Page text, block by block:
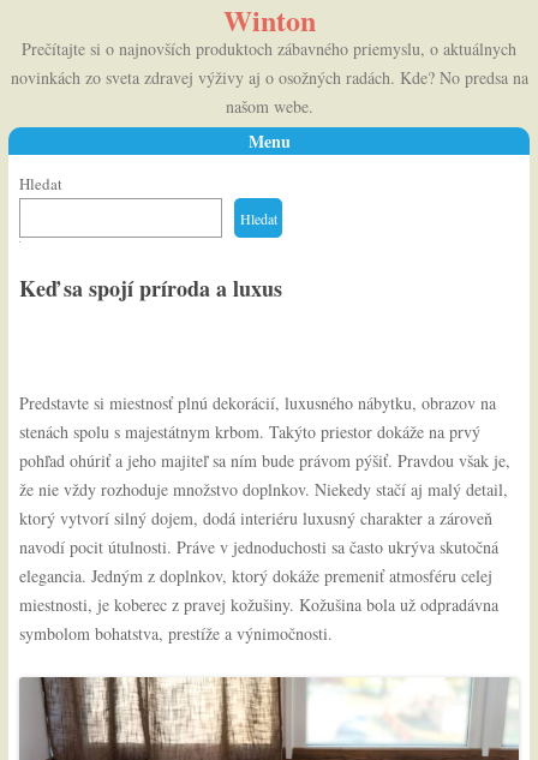
Winton
Prečítajte si o najnovších produktoch zábavného priemyslu, o aktuálnych
novinkách zo sveta zdravej výživy aj o osožných radách. Kde? No predsa na
našom webe.
Menu
Skip to content
Keď sa spojí príroda a luxus
Predstavte si miestnosť plnú dekorácií, luxusného nábytku, obrazov na
stenách spolu s majestátnym krbom. Takýto priestor dokáže na prvý
pohľad ohúriť a jeho majiteľ sa ním bude právom pýšiť. Pravdou však je,
že nie vždy rozhoduje množstvo doplnkov. Niekedy stačí aj malý detail,
ktorý vytvorí silný dojem, dodá interiéru luxusný charakter a zároveň
navodí pocit útulnosti. Práve v jednoduchosti sa často ukrýva skutočná
elegancia. Jedným z doplnkov, ktorý dokáže premeniť atmosféru celej
miestnosti, je koberec z pravej kožušiny. Kožušina bola už odpradávna
symbolom bohatstva, prestíže a výnimočnosti.
Hledat
Hledat